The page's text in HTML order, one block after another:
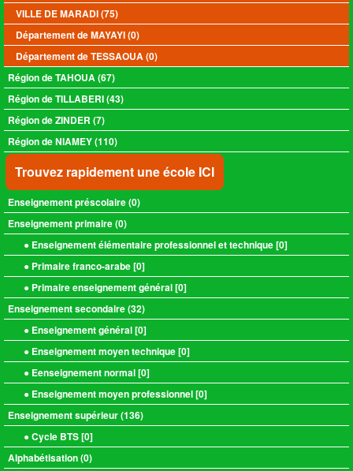
VILLE DE MARADI (75)
Département de MAYAYI (0)
Département de TESSAOUA (0)
Région de TAHOUA (67)
Région de TILLABERI (43)
Région de ZINDER (7)
Région de NIAMEY (110)
Trouvez rapidement une école ICI
Enseignement préscolaire (0)
Enseignement primaire (0)
● Enseignement élémentaire professionnel et technique [0]
● Primaire franco-arabe [0]
● Primaire enseignement général [0]
Enseignement secondaire (32)
● Enseignement général [0]
● Enseignement moyen technique [0]
● Eenseignement normal [0]
● Enseignement moyen professionnel [0]
Enseignement supérieur (136)
● Cycle BTS [0]
Alphabétisation (0)